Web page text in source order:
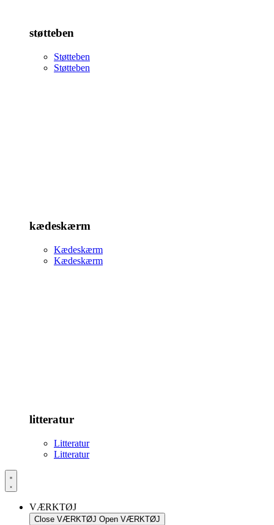
støtteben
Støtteben
Støtteben
kædeskærm
Kædeskærm
Kædeskærm
litteratur
Litteratur
Litteratur
VÆRKTØJ
Close VÆRKTØJ Open VÆRKTØJ